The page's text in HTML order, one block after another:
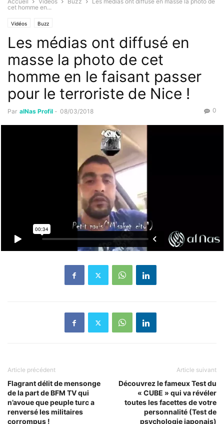
cet homme en...
Vidéos Buzz
Les médias ont diffusé en
masse la photo de cet
homme en le faisant passer
pour le terroriste de Nice !
Par alNas Profil - 08/03/2018 0
Article précédent
Flagrant délit de mensonge
de la part de BFM TV qui
n’avoue que peuple turc a
renversé les militaires
corrompus !
Article suivant
Découvrez le fameux Test du
« CUBE » qui va révéler
toutes les facettes de votre
personnalité (Test de
psychologie japonais)